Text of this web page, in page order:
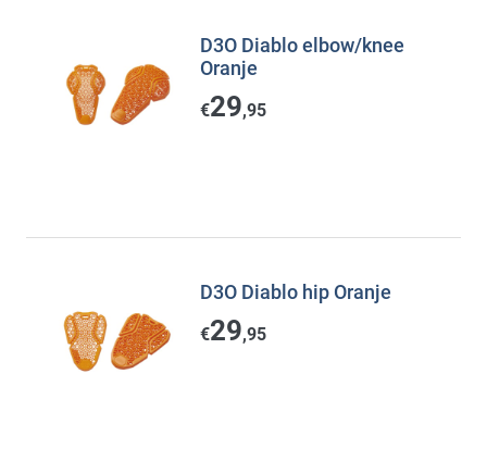
D3O Diablo elbow/knee
Oranje
€29,95
D3O Diablo hip Oranje
€29,95